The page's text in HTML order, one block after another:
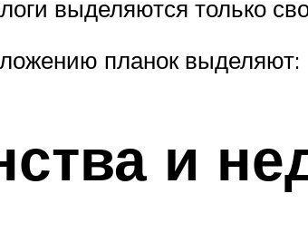
выделяются только
планок выделяют:
и